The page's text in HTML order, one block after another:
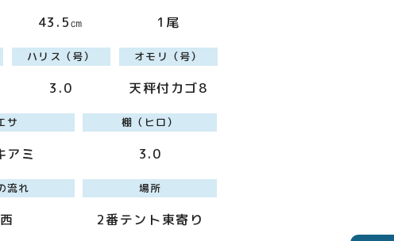
43.5㎝ 1尾
ハリス（号）
3.0
オモリ（号）
天秤付カゴ8
サ
アミ
棚（ヒロ）
3.0
流れ
西
場所
2番テント東寄り